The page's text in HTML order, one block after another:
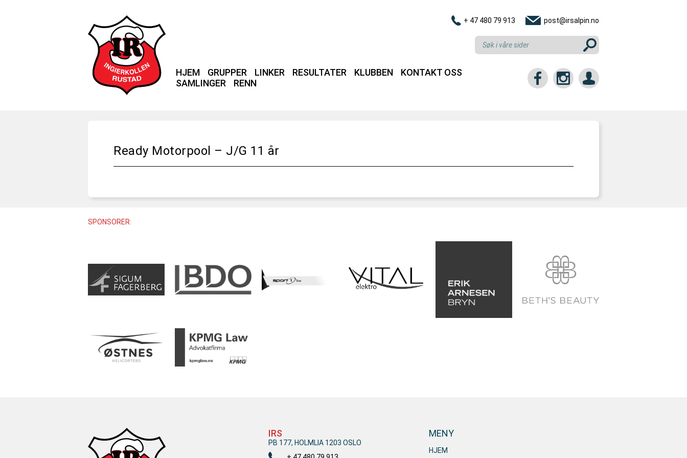
+ 47 480 79 913 post@irsalpin.no
HJEM GRUPPER LINKER RESULTATER KLUBBEN
KONTAKT OSS
SAMLINGER
RENN
Ready Motorpool – J/G 11 år
SPONSORER:
IRS
PB 177, HOLMLIA 1203 OSLO
MENY
HJEM